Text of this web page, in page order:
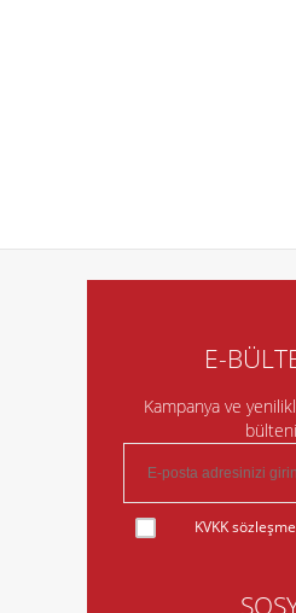
E-
Kampanya ve
KVKK